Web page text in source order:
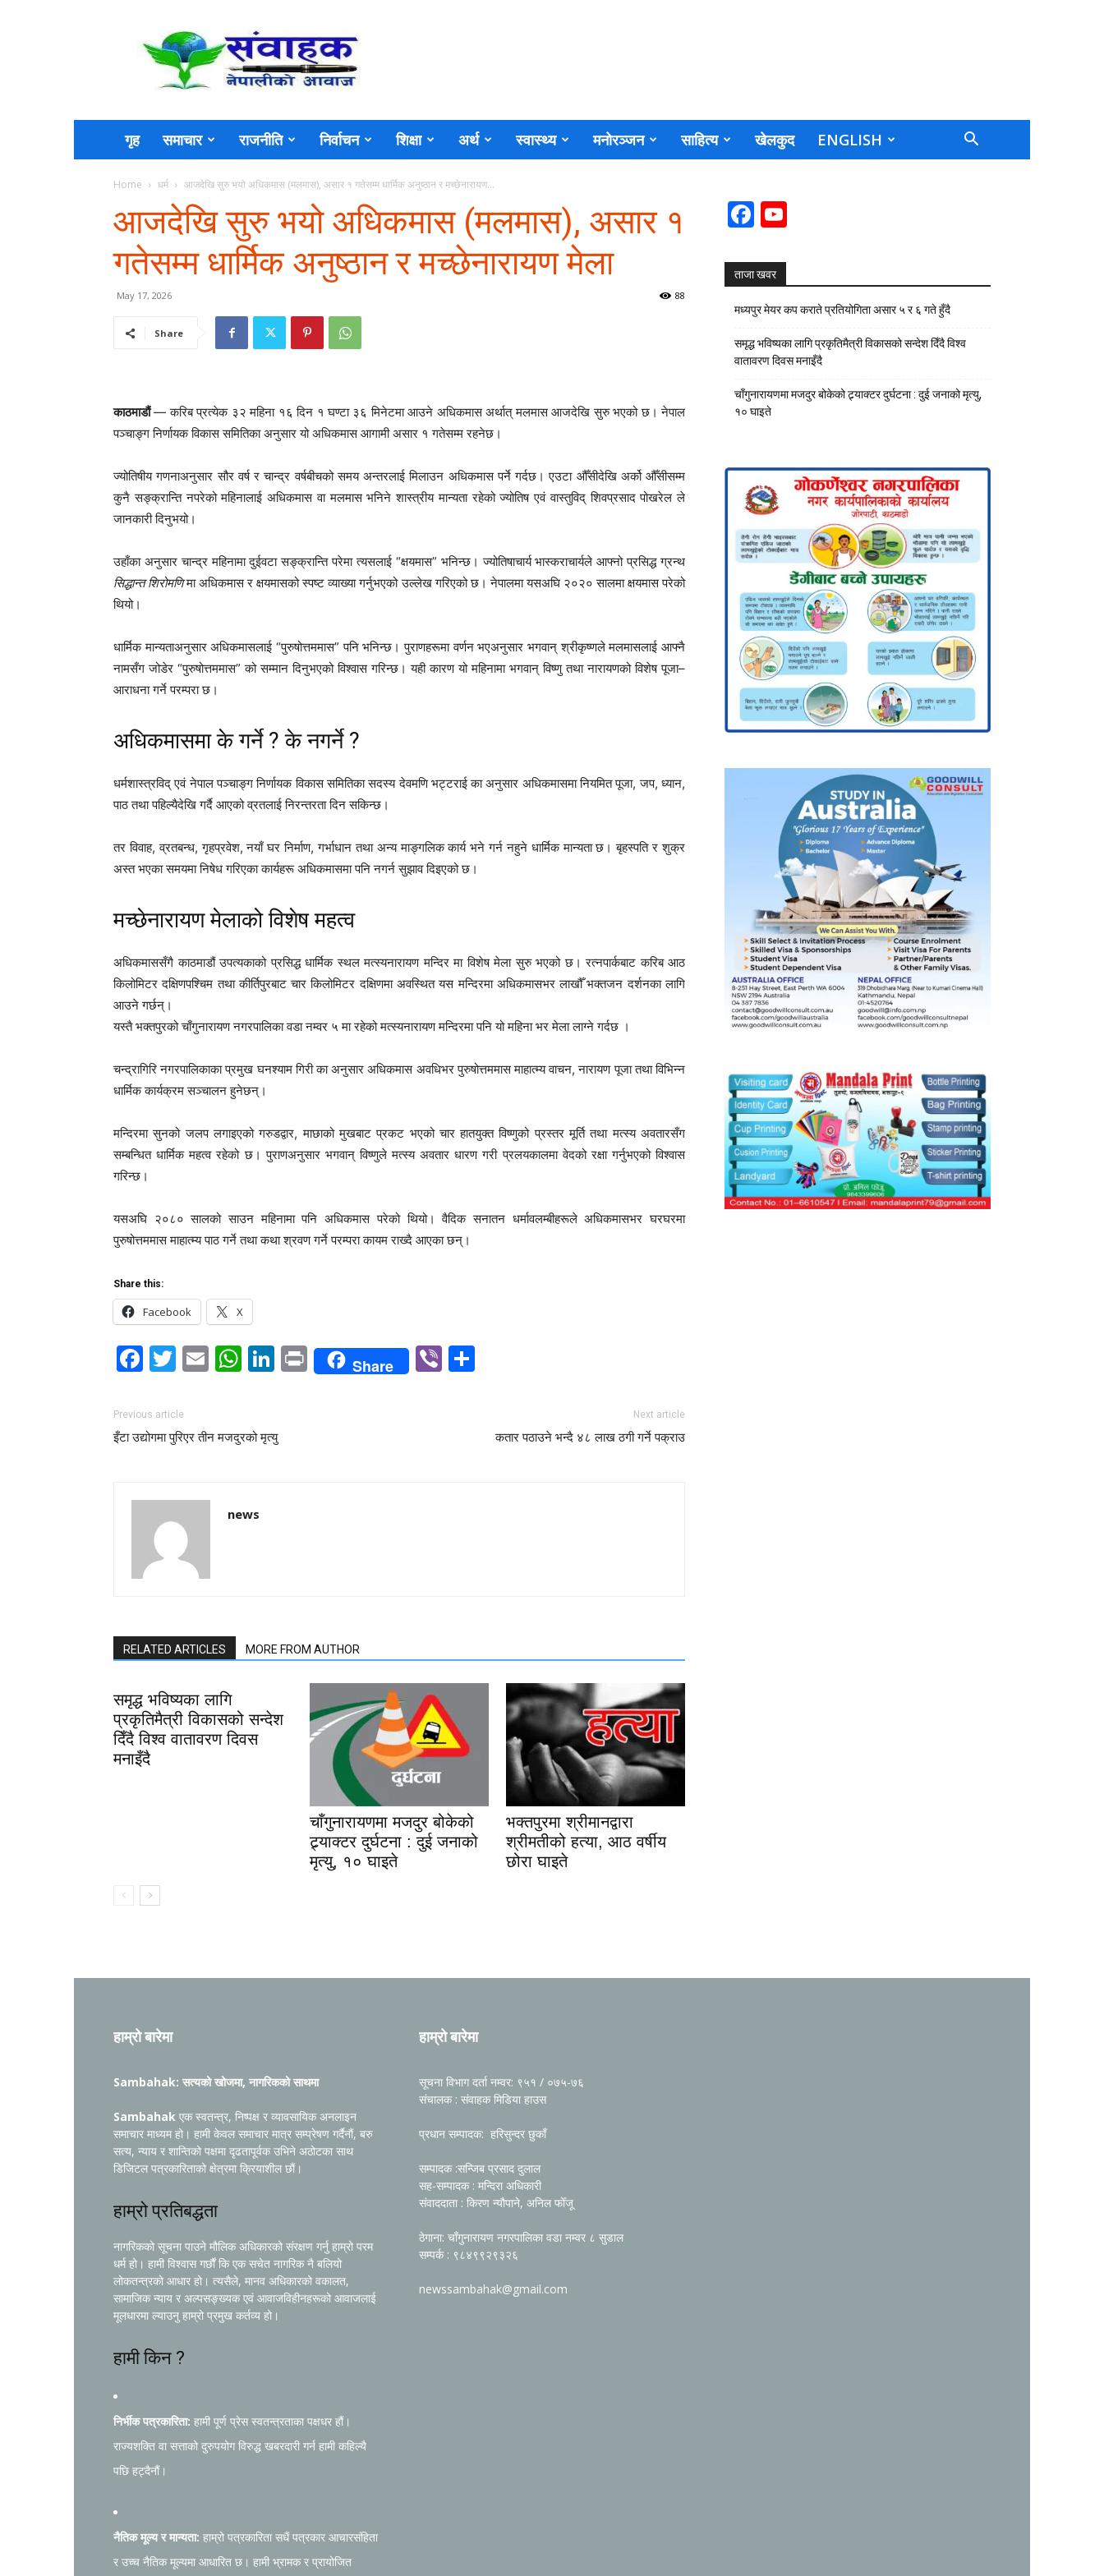
Sambahak
गृह समाचार राजनीति निर्वाचन शिक्षा अर्थ स्वास्थ्य मनोरञ्जन साहित्य खेलकुद ENGLISH
Home धर्म आजदेखि सुरु भयो अधिकमास (मलमास), असार १ गतेसम्म धार्मिक अनुष्ठान र मच्छेनारायण...
आजदेखि सुरु भयो अधिकमास (मलमास), असार १
गतेसम्म धार्मिक अनुष्ठान र मच्छेनारायण मेला
May 17, 2026 88
Share
काठमाडौं— करिब प्रत्येक ३२ महिना १६ दिन १ घण्टा ३६ मिनेटमा आउने अधिकमास अर्थात् मलमास आजदेखि सुरु भएको छ। नेपाल
पञ्चाङ्ग निर्णायक विकास समितिका अनुसार यो अधिकमास आगामी असार १ गतेसम्म रहनेछ।
ज्योतिषीय गणनाअनुसार सौर वर्ष र चान्द्र वर्षबीचको समय अन्तरलाई मिलाउन अधिकमास पर्ने गर्दछ। एउटा औँसीदेखि अर्को औँसीसम्म
कुनै सङ्क्रान्ति नपरेको महिनालाई अधिकमास वा मलमास भनिने शास्त्रीय मान्यता रहेको ज्योतिष एवं वास्तुविद्शिवप्रसाद पोखरेल ले
जानकारी दिनुभयो।
उहाँका अनुसार चान्द्र महिनामा दुईवटा सङ्क्रान्ति परेमा त्यसलाई “क्षयमास” भनिन्छ। ज्योतिषाचार्य भास्कराचार्यले आफ्नो प्रसिद्ध ग्रन्थ
सिद्धान्त शिरोमणिमा अधिकमास र क्षयमासको स्पष्ट व्याख्या गर्नुभएको उल्लेख गरिएको छ। नेपालमा यसअघि २०२० सालमा क्षयमास परेको
थियो।
धार्मिक मान्यताअनुसार अधिकमासलाई “पुरुषोत्तममास” पनि भनिन्छ। पुराणहरूमा वर्णन भएअनुसार भगवान् श्रीकृष्णले मलमासलाई आफ्नै
नामसँग जोडेर “पुरुषोत्तममास” को सम्मान दिनुभएको विश्वास गरिन्छ। यही कारण यो महिनामा भगवान् विष्णु तथा नारायणको विशेष पूजा–
आराधना गर्ने परम्परा छ।
अधिकमासमा के गर्ने ? के नगर्ने ?
धर्मशास्त्रविद् एवं नेपाल पञ्चाङ्ग निर्णायक विकास समितिका सदस्यदेवमणि भट्टराईका अनुसार अधिकमासमा नियमित पूजा, जप, ध्यान,
पाठ तथा पहिल्यैदेखि गर्दै आएको व्रतलाई निरन्तरता दिन सकिन्छ।
तर विवाह, व्रतबन्ध, गृहप्रवेश, नयाँ घर निर्माण, गर्भाधान तथा अन्य माङ्गलिक कार्य भने गर्न नहुने धार्मिक मान्यता छ। बृहस्पति र शुक्र
अस्त भएका समयमा निषेध गरिएका कार्यहरू अधिकमासमा पनि नगर्न सुझाव दिइएको छ।
मच्छेनारायण मेलाको विशेष महत्व
अधिकमाससँगै काठमाडौं उपत्यकाको प्रसिद्ध धार्मिक स्थल मत्स्यनारायण मन्दिर मा विशेष मेला सुरु भएको छ। रत्नपार्कबाट करिब आठ
किलोमिटर दक्षिणपश्चिम तथा कीर्तिपुरबाट चार किलोमिटर दक्षिणमा अवस्थित यस मन्दिरमा अधिकमासभर लाखौँ भक्तजन दर्शनका लागि
आउने गर्छन्।
यस्तै भक्तपुरको चाँगुनारायण नगरपालिका वडा नम्वर ५ मा रहेको मत्स्यनारायण मन्दिरमा पनि यो महिना भर मेला लाग्ने गर्दछ ।
चन्द्रागिरि नगरपालिकाका प्रमुखघनश्याम गिरीका अनुसार अधिकमास अवधिभर पुरुषोत्तममास माहात्म्य वाचन, नारायण पूजा तथा विभिन्न
धार्मिक कार्यक्रम सञ्चालन हुनेछन्।
मन्दिरमा सुनको जलप लगाइएको गरुडद्वार, माछाको मुखबाट प्रकट भएको चार हातयुक्त विष्णुको प्रस्तर मूर्ति तथा मत्स्य अवतारसँग
सम्बन्धित धार्मिक महत्व रहेको छ। पुराणअनुसार भगवान् विष्णुले मत्स्य अवतार धारण गरी प्रलयकालमा वेदको रक्षा गर्नुभएको विश्वास
गरिन्छ।
यसअघि २०८० सालको साउन महिनामा पनि अधिकमास परेको थियो। वैदिक सनातन धर्मावलम्बीहरूले अधिकमासभर घरघरमा
पुरुषोत्तममास माहात्म्य पाठ गर्ने तथा कथा श्रवण गर्ने परम्परा कायम राख्दै आएका छन्।
Share this:
Facebook X
Facebook
Twitter
EmailWhatsApp
LinkedIn
PrintShare Viber
Previous article
इँटा उद्योगमा पुरिएर तीन मजदुरको मृत्यु
Next article
कतार पठाउने भन्दै ४८ लाख ठगी गर्ने पक्राउ
news
RELATED ARTICLES MORE FROM AUTHOR
समृद्ध भविष्यका लागि
प्रकृतिमैत्री विकासको सन्देश
दिँदै विश्व वातावरण दिवस
मनाइँदै
चाँगुनारायणमा मजदुर बोकेको
ट्र्याक्टर दुर्घटना : दुई जनाको
मृत्यु, १० घाइते
भक्तपुरमा श्रीमानद्वारा
श्रीमतीको हत्या, आठ वर्षीय
छोरा घाइते
Facebook
ताजा खवर
मध्यपुर मेयर कप कराते प्रतियोगिता असार ५ र ६ गते हुँदै
समृद्ध भविष्यका लागि प्रकृतिमैत्री विकासको सन्देश दिँदै विश्व
वातावरण दिवस मनाइँदै
चाँगुनारायणमा मजदुर बोकेको ट्र्याक्टर दुर्घटना : दुई जनाको मृत्यु,
१० घाइते
हाम्रो बारेमा
Sambahak: सत्यको खोजमा, नागरिकको साथमा
Sambahak एक स्वतन्त्र, निष्पक्ष र व्यावसायिक अनलाइन
समाचार माध्यम हो। हामी केवल समाचार मात्र सम्प्रेषण गर्दैनौं, बरु
सत्य, न्याय र शान्तिको पक्षमा दृढतापूर्वक उभिने अठोटका साथ
डिजिटल पत्रकारिताको क्षेत्रमा क्रियाशील छौं।
हाम्रो प्रतिबद्धता
नागरिकको सूचना पाउने मौलिक अधिकारको संरक्षण गर्नु हाम्रो परम
धर्म हो। हामी विश्वास गर्छौं कि एक सचेत नागरिक नै बलियो
लोकतन्त्रको आधार हो। त्यसैले, मानव अधिकारको वकालत,
सामाजिक न्याय र अल्पसङ्ख्यक एवं आवाजविहीनहरूको आवाजलाई
मूलधारमा ल्याउनु हाम्रो प्रमुख कर्तव्य हो।
हामी किन ?
निर्भीक पत्रकारिता: हामी पूर्ण प्रेस स्वतन्त्रताका पक्षधर हौं।
राज्यशक्ति वा सत्ताको दुरुपयोग विरुद्ध खबरदारी गर्न हामी कहिल्यै
पछि हट्दैनौं।
नैतिक मूल्य र मान्यता: हाम्रो पत्रकारिता सधैं पत्रकार आचारसंहिता
र उच्च नैतिक मूल्यमा आधारित छ। हामी भ्रामक र प्रायोजित
हाम्रो बारेमा
सूचना विभाग दर्ता नम्वर: ९५१ / ०७५-७६
संचालक : संवाहक मिडिया हाउस
प्रधान सम्पादक: हरिसुन्दर छुकाँ
सम्पादक :सन्जिब प्रसाद दुलाल
सह-सम्पादक : मन्दिरा अधिकारी
संवाददाता : किरण न्यौपाने, अनिल फोँजू
ठेगाना: चाँगुनारायण नगरपालिका वडा नम्वर ८ सुडाल
सम्पर्क : ९८४९९२९३२६
newssambahak@gmail.com